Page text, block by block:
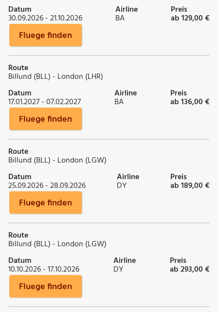
Datum
30.09.2026 - 21.10.2026
Airline
BA
Preis
ab 129,00 €
Fluege finden
Route
Billund (BLL) - London (LHR)
Datum
17.01.2027 - 07.02.2027
Airline
BA
Preis
ab 136,00 €
Fluege finden
Route
Billund (BLL) - London (LGW)
Datum
25.09.2026 - 28.09.2026
Airline
DY
Preis
ab 189,00 €
Fluege finden
Route
Billund (BLL) - London (LGW)
Datum
10.10.2026 - 17.10.2026
Airline
DY
Preis
ab 293,00 €
Fluege finden